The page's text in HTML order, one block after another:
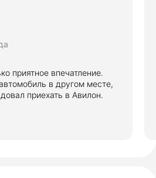
приятное впечатление.
в другом месте,
приехать в Авилон.
и в срок, никаких